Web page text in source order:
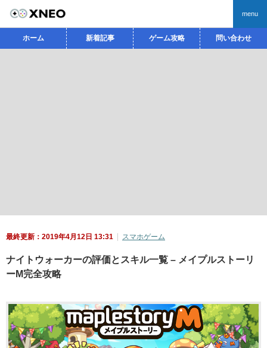
menu
ホーム 新着記事 ゲーム攻略 問い合わせ
最終更新：2019年4月12日 13:31 スマホゲーム
ナイトウォーカーの評価とスキル一覧 – メイプルストーリ
ーM完全攻略